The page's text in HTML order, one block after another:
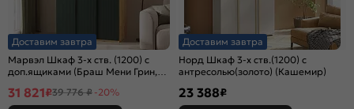
Доставим завтра
Марвэл Шкаф 3-х ств. (1200) с
доп.ящиками (Браш Мени Грин,
31 821₽39 776 ₽ -20%
Доставим завтра
Норд Шкаф 3-х ств.(1200) с
антресолью(золото) (Кашемир)
23 388₽